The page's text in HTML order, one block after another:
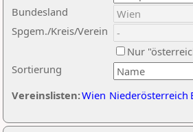
Sortierung
Bundesland
Spgem./Kreis/Verein
Nur
Vereinslisten:Wien Niederösterreich